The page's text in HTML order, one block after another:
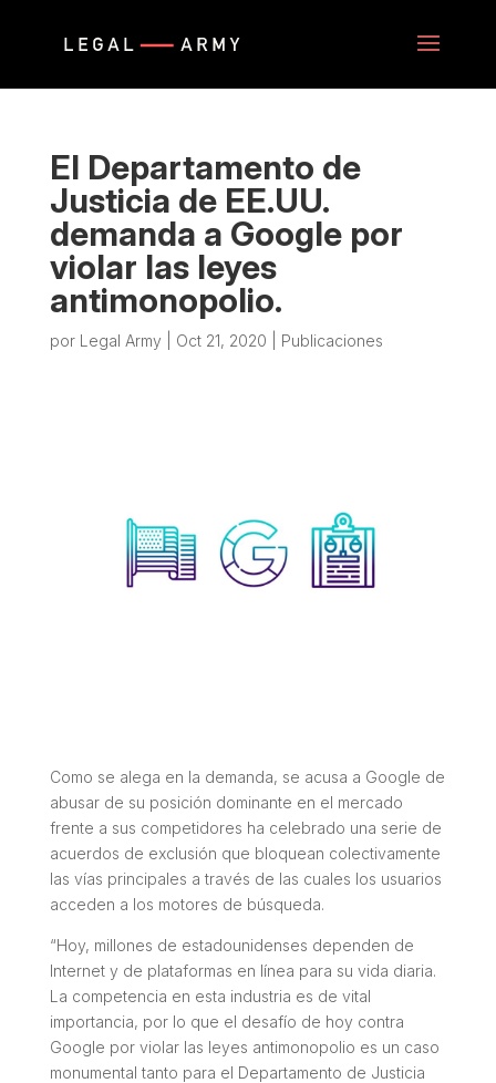
El Departamento de
Justicia de EE.UU.
demanda a Google por
violar las leyes
antimonopolio.
por Legal Army Oct 21, 2020 Publicaciones
Como se alega en la demanda, se acusa a Google de
abusar de su posición dominante en el mercado
frente a sus competidores ha celebrado una serie de
acuerdos de exclusión que bloquean colectivamente
las vías principales a través de las cuales los usuarios
acceden a los motores de búsqueda.
“Hoy, millones de estadounidenses dependen de
Internet y de plataformas en línea para su vida diaria.
La competencia en esta industria es de vital
importancia, por lo que el desafío de hoy contra
Google por violar las leyes antimonopolio es un caso
monumental tanto para el Departamento de Justicia